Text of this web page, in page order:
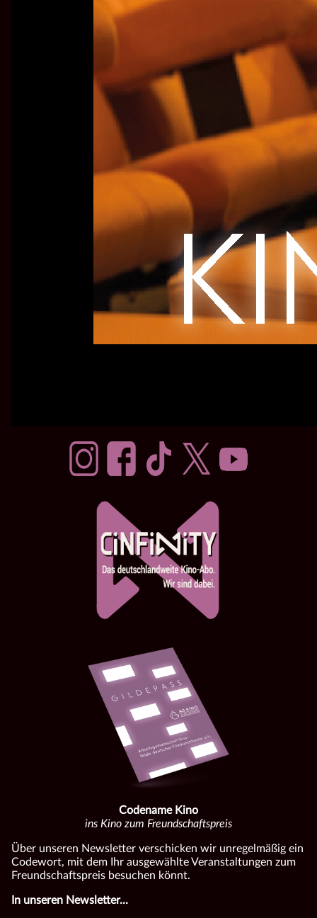
Codename Kino
ins Kino zum Freundschaftspreis
Über unseren Newsletter verschicken wir unregelmäßig ein
Codewort, mit dem Ihr ausgewählte Veranstaltungen zum
Freundschaftspreis besuchen könnt.
In unseren Newsletter...